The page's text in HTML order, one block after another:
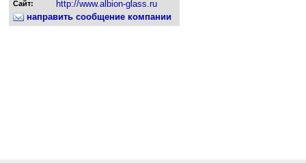
Сайт:
http://www.albion-glass.ru
направить сообщение компании